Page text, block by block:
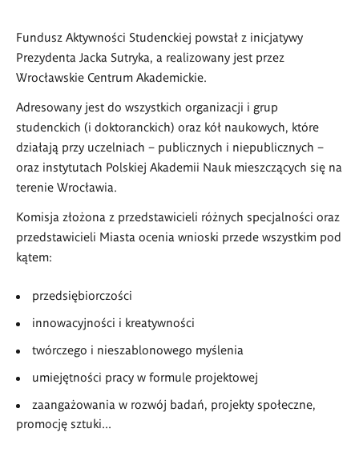
Fundusz Aktywności Studenckiej powstał z inicjatywy
Prezydenta Jacka Sutryka, a realizowany jest przez
Wrocławskie Centrum Akademickie.
Adresowany jest do wszystkich organizacji i grup
studenckich (i doktoranckich) oraz kół naukowych, które
działają przy uczelniach – publicznych i niepublicznych –
oraz instytutach Polskiej Akademii Nauk mieszczących się na
terenie Wrocławia.
Komisja złożona z przedstawicieli różnych specjalności oraz
przedstawicieli Miasta ocenia wnioski przede wszystkim pod
kątem:
przedsiębiorczości
innowacyjności i kreatywności
twórczego i nieszablonowego myślenia
umiejętności pracy w formule projektowej
zaangażowania w rozwój badań, projekty społeczne,
promocję sztuki...